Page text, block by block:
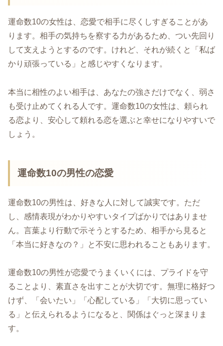
運命数10の女性は、恋愛で相手に尽くしすぎることがあ
ります。相手の気持ちを察する力があるため、つい先回り
して支えようとするのです。けれど、それが続くと「私ば
かり頑張っている」と感じやすくなります。
本当に相性のよい相手は、あなたの強さだけでなく、弱さ
も受け止めてくれる人です。運命数10の女性は、頼られ
る恋より、安心して頼れる恋を選ぶと幸せになりやすいで
しょう。
運命数10の男性の恋愛
運命数10の男性は、好きな人に対して誠実です。ただ
し、感情表現がわかりやすいタイプばかりではありませ
ん。言葉より行動で示そうとするため、相手から見ると
「本当に好きなの？」と不安に思われることもあります。
運命数10の男性が恋愛でうまくいくには、プライドを守
ることより、素直さを出すことが大切です。無理に格好つ
けず、「会いたい」「心配している」「大切に思ってい
る」と伝えられるようになると、関係はぐっと深まりま
す。